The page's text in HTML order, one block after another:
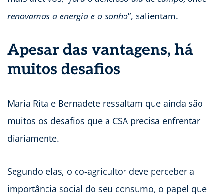
renovamos a energia e o sonho”, salientam.
Apesar das vantagens, há
muitos desafios
Maria Rita e Bernadete ressaltam que ainda são
muitos os desafios que a CSA precisa enfrentar
diariamente.
Segundo elas, o co-agricultor deve perceber a
importância social do seu consumo, o papel que